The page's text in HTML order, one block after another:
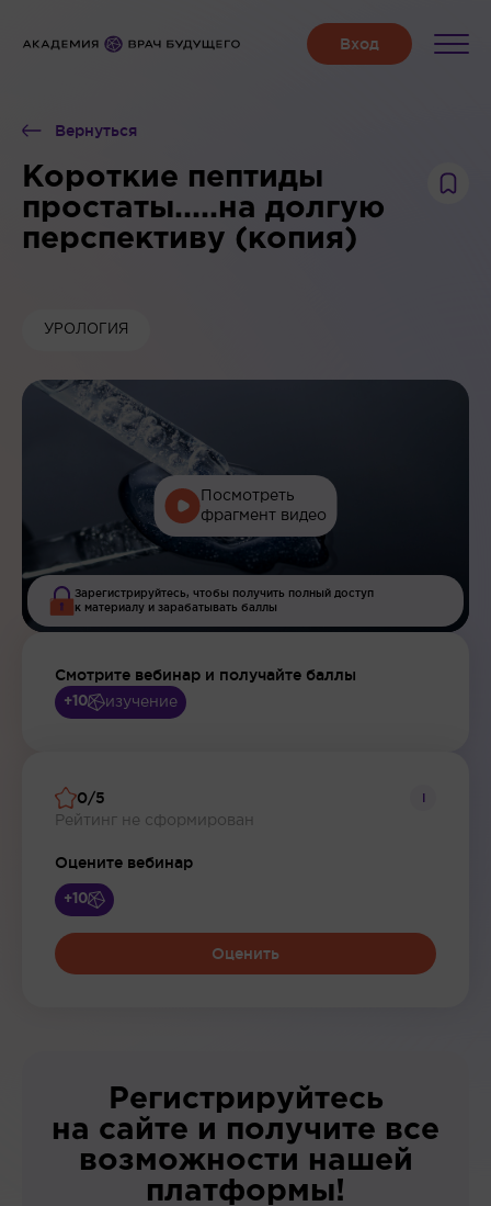
Вернуться
Короткие пептиды
простаты.....на долгую
перспективу (копия)
УРОЛОГИЯ
Посмотреть
фрагмент видео
Зарегистрируйтесь, чтобы получить полный доступ
к материалу и зарабатывать баллы
Смотрите вебинар и получайте баллы
+10 изучение
0/5
Рейтинг не сформирован
i
Оцените вебинар
+10
Оценить
Регистрируйтесь
на сайте и получите все
возможности нашей
платформы!